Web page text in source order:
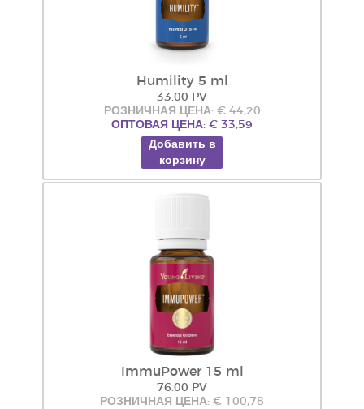
Humility 5 ml
33.00 PV
РОЗНИЧНАЯ ЦЕНА: € 44,20
ОПТОВАЯ ЦЕНА: € 33,59
Добавить в
корзину
ImmuPower 15 ml
76.00 PV
РОЗНИЧНАЯ ЦЕНА: € 100,78